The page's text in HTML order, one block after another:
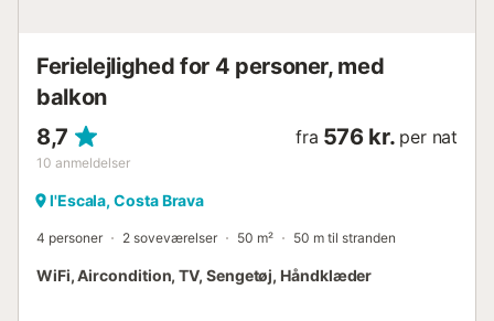
Ferielejlighed for 4 personer, med
balkon
8,7
10 anmeldelser
fra 576 kr. per nat
l'Escala, Costa Brava
4 personer 2 soveværelser 50 m² 50 m til stranden
WiFi, Aircondition, TV, Sengetøj, Håndklæder